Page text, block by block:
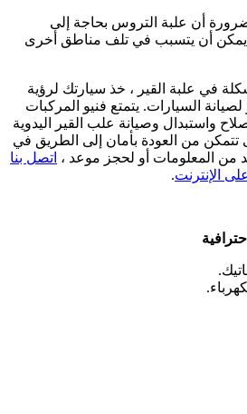
أن علبة التروس بحاجة إلى
يمكن أن يتسبب في تلف مناطق أخرى
في علبة القير ، خذ سيارتك لرؤية
السيارات. يتمتع فنيو المركبات
واستبدال وصيانة علب القير اليدوية
تتمكن من العودة بأمان إلى الطريق في
من المعلومات أو لحجز موعد ، اتصل بنا
الإنترنت.